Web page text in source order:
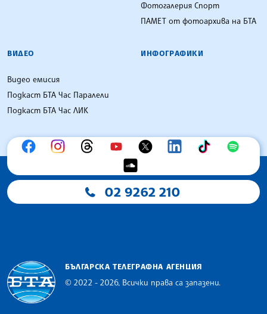
Фотогалерия Спорт
ПАМЕТ от фотоархива на БТА
ВИДЕО
Видео емисия
Подкаст БТА Час Паралели
Подкаст БТА Час ЛИК
ИНФОГРАФИКИ
02 9262 210
БЪЛГАРСКА ТЕЛЕГРАФНА АГЕНЦИЯ
© 2022 - 2026, Всички права са запазени.